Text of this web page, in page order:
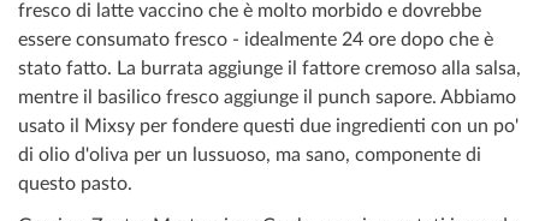
fresco di latte vaccino che è molto morbido e dovrebbe
essere consumato fresco - idealmente 24 ore dopo che è
stato fatto. La burrata aggiunge il fattore cremoso alla salsa,
mentre il basilico fresco aggiunge il punch sapore. Abbiamo
usato il Mixsy per fondere questi due ingredienti con un po'
di olio d'oliva per un lussuoso, ma sano, componente di
questo pasto.